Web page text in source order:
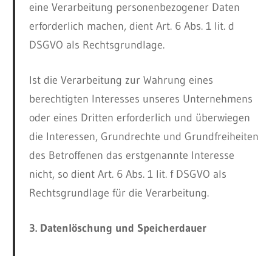
eine Verarbeitung personenbezogener Daten
erforderlich machen, dient Art. 6 Abs. 1 lit. d
DSGVO als Rechtsgrundlage.
Ist die Verarbeitung zur Wahrung eines
berechtigten Interesses unseres Unternehmens
oder eines Dritten erforderlich und überwiegen
die Interessen, Grundrechte und Grundfreiheiten
des Betroffenen das erstgenannte Interesse
nicht, so dient Art. 6 Abs. 1 lit. f DSGVO als
Rechtsgrundlage für die Verarbeitung.
3. Datenlöschung und Speicherdauer